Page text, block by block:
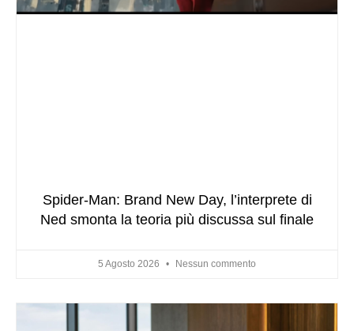
Spider-Man: Brand New Day, l’interprete di
Ned smonta la teoria più discussa sul finale
5 Agosto 2026 Nessun commento